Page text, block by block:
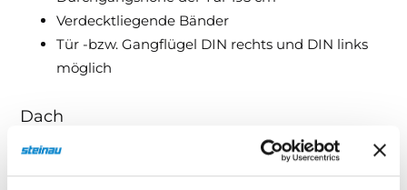
Verdecktliegende Bänder
Tür -bzw. Gangflügel DIN rechts und DIN links
möglich
Dach
Dachkomponente einwandig aus Stahl
Dachbleche gesickt